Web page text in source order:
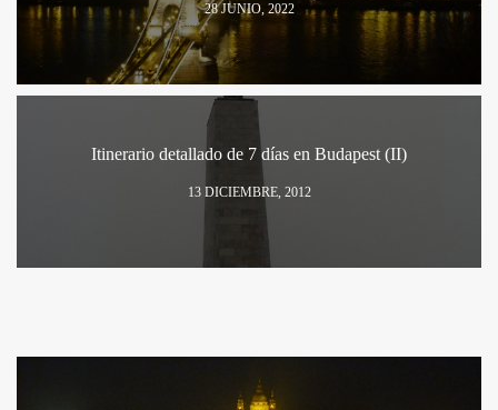
28 JUNIO, 2022
Itinerario detallado de 7 días en Budapest (II)
13 DICIEMBRE, 2012